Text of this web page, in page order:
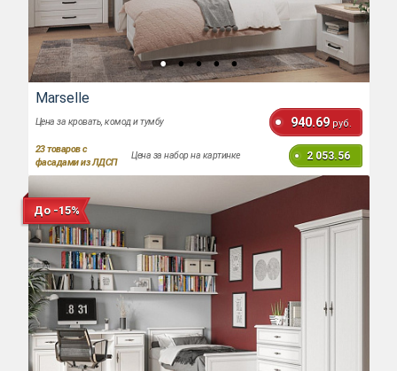
Marselle
Цена за кровать, комод и тумбу 940.69 руб.
23товаров с
фасадами из ЛДСП
Цена за набор на картинке 2 053.56
До -15%